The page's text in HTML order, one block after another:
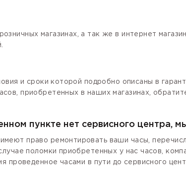
магазинах, а так же в интернет
и сроки которой подробно описаны в
приобретенных в наших магазинах,
пункте нет сервисного центра,
право ремонтировать ваши часы,
поломки приобретенных у нас часов,
проведенное часами в пути до сервисного